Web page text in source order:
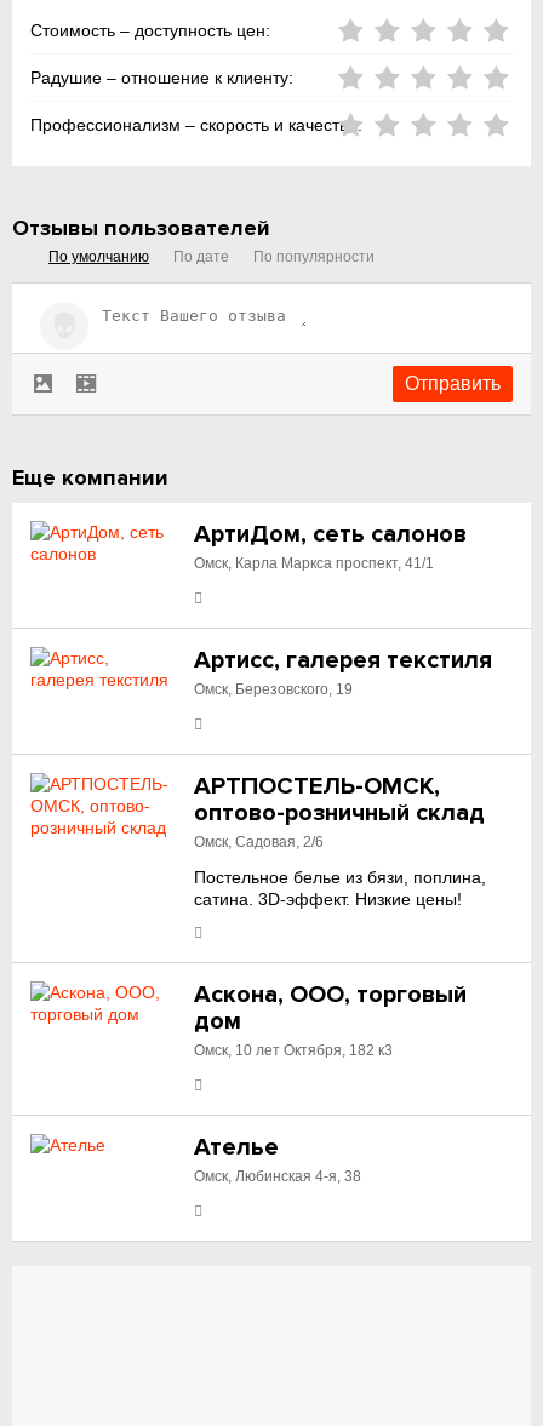
Стоимость – доступность цен:
Радушие – отношение к клиенту:
Профессионализм – скорость и качество:
Отзывы пользователей
По умолчанию По дате По популярности
Еще компании
АртиДом, сеть салонов
Омск, Карла Маркса проспект, 41/1
Артисс, галерея текстиля
Омск, Березовского, 19
АРТПОСТЕЛЬ-ОМСК,
оптово-розничный склад
Омск, Садовая, 2/6
Постельное белье из бязи, поплина,
сатина. 3D-эффект. Низкие цены!
Аскона, ООО, торговый
дом
Омск, 10 лет Октября, 182 к3
Ателье
Омск, Любинская 4-я, 38